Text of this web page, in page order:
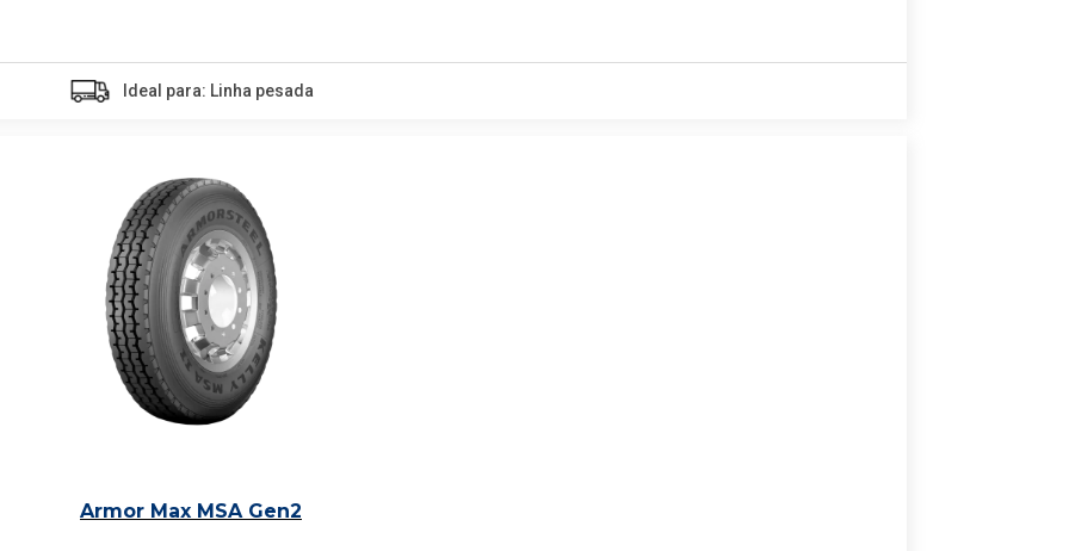
Ideal para: Linha pesada
Armor Max MSA Gen2